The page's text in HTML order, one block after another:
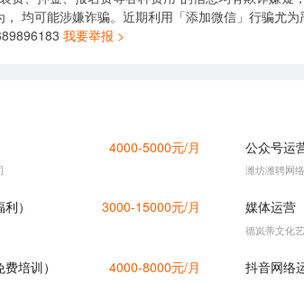
均可能涉嫌诈骗。近期利用「添加微信」行骗尤
我要举报 >
4000-5000元/月 公众号运
潍坊潍聘网
） 3000-15000元/月 媒体运营
德岚蒂文化
培训） 4000-8000元/月 抖音网络